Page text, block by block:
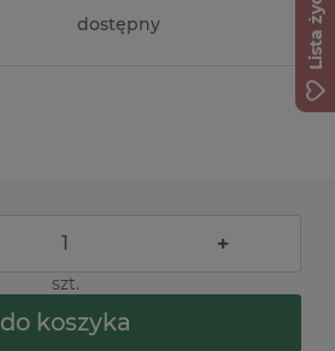
dostępny
+
szt.
do koszyka